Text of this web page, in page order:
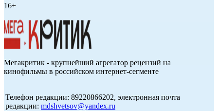
16+
Мегакритик - крупнейший агрегатор рецензий на
кинофильмы в российском интернет-сегменте
Телефон редакции: 89220866202, электронная почта
редакции: mdshvetsov@yandex.ru